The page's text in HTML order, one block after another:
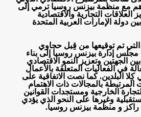
مع منظمة بيزنس روسيا ترمي إلى
العلاقات التجارية والاقتصادية
دولة الإمارات العربية المتحدة
تم توقيعها من قِبل حجاوي
إدارة بيزنس روسيا إلى بناء
الجهتين وتعزيز النمو الاقتصادي
في الفعاليات المتعلقة بالأعمال
البلدين. كما نصت الاتفاقية على
المرتبطة بالمجالات ذات الاهتمام
الخارجية ومستجدات القوانين
وغيرها على النحو الذي يؤدي
راكز و منظمة بيزنس روسيا.